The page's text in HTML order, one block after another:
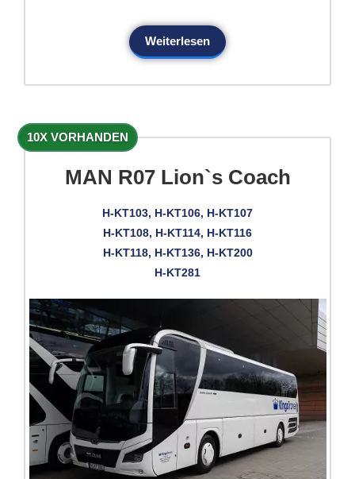
Weiterlesen
10X VORHANDEN
MAN R07 Lion`s Coach
H-KT103, H-KT106, H-KT107
H-KT108, H-KT114, H-KT116
H-KT118, H-KT136, H-KT200
H-KT281